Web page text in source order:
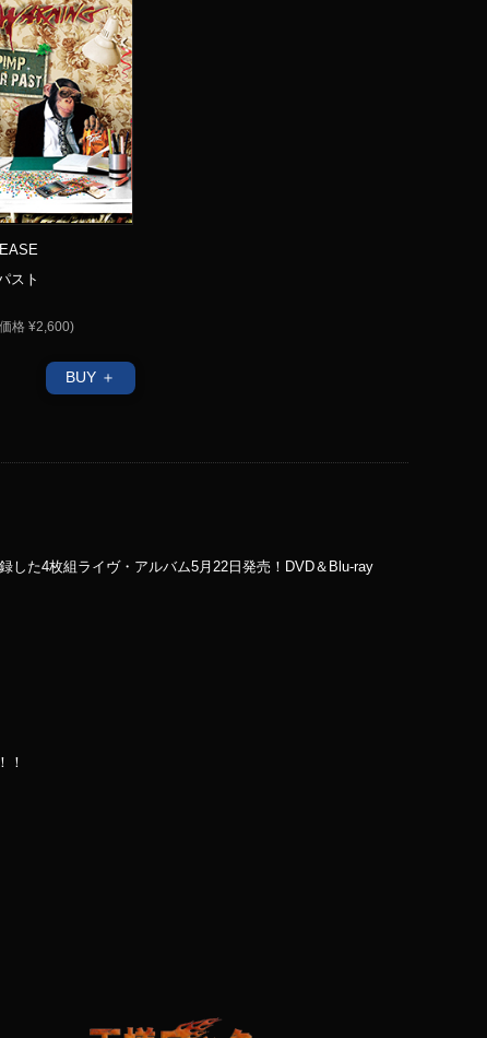
スト
格 ¥2,600)
BUY ＋
した4枚組ライヴ・アルバム5月22日発売！DVD＆Blu-ray
！